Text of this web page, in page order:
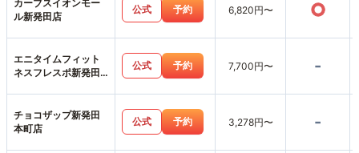
カーブスイオンモー
ル新発田店
公式 予約 6,820円〜 ○
エニタイムフィット
ネスフレスポ新発田
公式 予約 7,700円〜 -
チョコザップ新発田
本町店
公式 予約 3,278円〜 -